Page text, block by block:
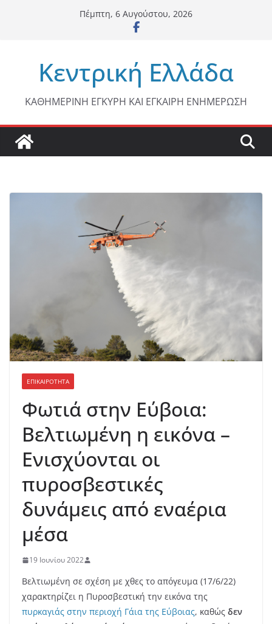
Πέμπτη, 6 Αυγούστου, 2026
Κεντρική Ελλάδα
ΚΑΘΗΜΕΡΙΝΗ ΕΓΚΥΡΗ ΚΑΙ ΕΓΚΑΙΡΗ ΕΝΗΜΕΡΩΣΗ
ΕΠΙΚΑΙΡΟΤΗΤΑ
Φωτιά στην Εύβοια:
Βελτιωμένη η εικόνα –
Ενισχύονται οι
πυροσβεστικές
δυνάμεις από εναέρια
μέσα
19 Ιουνίου 2022
Βελτιωμένη σε σχέση με χθες το απόγευμα (17/6/22)
χαρακτηρίζει η Πυροσβεστική την εικόνα της
πυρκαγιάς στην περιοχή Γάια της Εύβοιας, καθώς δεν